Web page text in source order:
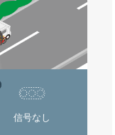
信号なし